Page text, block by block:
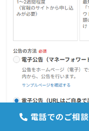
電話でのご相談